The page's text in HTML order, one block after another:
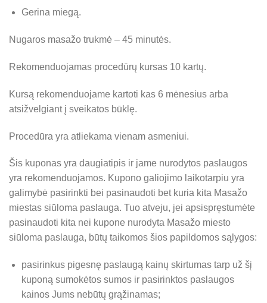
Gerina miegą.
Nugaros masažo trukmė – 45 minutės.
Rekomenduojamas procedūrų kursas 10 kartų.
Kursą rekomenduojame kartoti kas 6 mėnesius arba
atsižvelgiant į sveikatos būklę.
Procedūra yra atliekama vienam asmeniui.
Šis kuponas yra daugiatipis ir jame nurodytos paslaugos
yra rekomenduojamos. Kupono galiojimo laikotarpiu yra
galimybė pasirinkti bei pasinaudoti bet kuria kita Masažo
miestas siūloma paslauga. Tuo atveju, jei apsispręstumėte
pasinaudoti kita nei kupone nurodyta Masažo miesto
siūloma paslauga, būtų taikomos šios papildomos sąlygos:
pasirinkus pigesnę paslaugą kainų skirtumas tarp už šį
kuponą sumokėtos sumos ir pasirinktos paslaugos
kainos Jums nebūtų grąžinamas;